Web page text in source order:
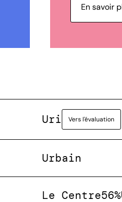
En savoir
Uri Vers l'évaluation
Urbain
Le Centre56%